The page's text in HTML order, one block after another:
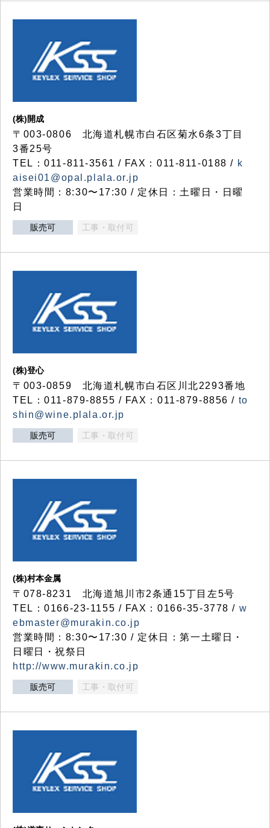
(株)開成
〒003-0806 北海道札幌市白石区菊水6条3丁目
3番25号
TEL：011-811-3561 / FAX：011-811-0188 / k
aisei01@opal.plala.or.jp
営業時間：8:30〜17:30 / 定休日：土曜日・日曜
日
販売可 工事・取付可
(株)登心
〒003-0859 北海道札幌市白石区川北2293番地
TEL：011-879-8855 / FAX：011-879-8856 / to
shin@wine.plala.or.jp
販売可 工事・取付可
(株)村本金属
〒078-8231 北海道旭川市2条通15丁目左5号
TEL：0166-23-1155 / FAX：0166-35-3778 / w
ebmaster@murakin.co.jp
営業時間：8:30〜17:30 / 定休日：第一土曜日・
日曜日・祝祭日
http://www.murakin.co.jp
販売可 工事・取付可